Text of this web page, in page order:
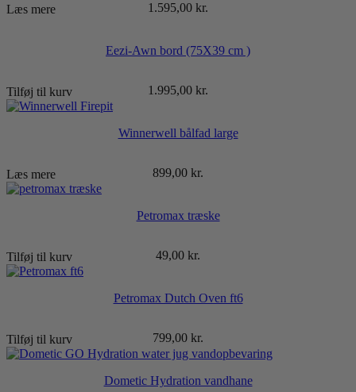
1.595,00 kr.
Læs mere
Eezi-Awn bord (75X39 cm )
1.995,00 kr.
Tilføj til kurv
Winnerwell bålfad large
899,00 kr.
Læs mere
Petromax træske
49,00 kr.
Tilføj til kurv
Petromax Dutch Oven ft6
799,00 kr.
Tilføj til kurv
Dometic Hydration vandhane